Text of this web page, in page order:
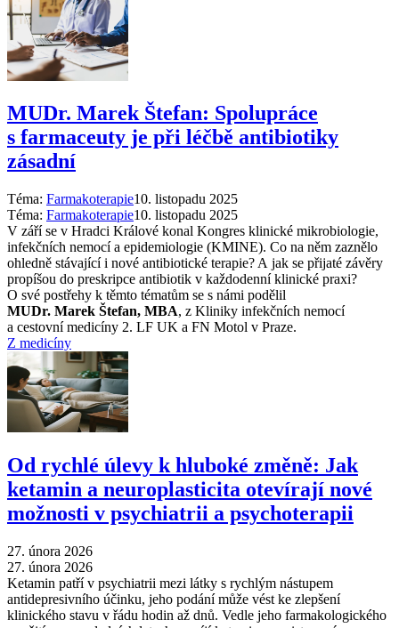
MUDr. Marek Štefan: Spolupráce
s farmaceuty je při léčbě antibiotiky
zásadní
Téma: Farmakoterapie10. listopadu 2025
Téma: Farmakoterapie10. listopadu 2025
V září se v Hradci Králové konal Kongres klinické mikrobiologie,
infekčních nemocí a epidemiologie (KMINE). Co na něm zaznělo
ohledně stávající i nové antibiotické terapie? A jak se přijaté závěry
propíšou do preskripce antibiotik v každodenní klinické praxi?
O své postřehy k těmto tématům se s námi podělil
MUDr. Marek Štefan, MBA, z Kliniky infekčních nemocí
a cestovní medicíny 2. LF UK a FN Motol v Praze.
Z medicíny
Od rychlé úlevy k hluboké změně: Jak
ketamin a neuroplasticita otevírají nové
možnosti v psychiatrii a psychoterapii
27. února 2026
27. února 2026
Ketamin patří v psychiatrii mezi látky s rychlým nástupem
antidepresivního účinku, jeho podání může vést ke zlepšení
klinického stavu v řádu hodin až dnů. Vedle jeho farmakologického